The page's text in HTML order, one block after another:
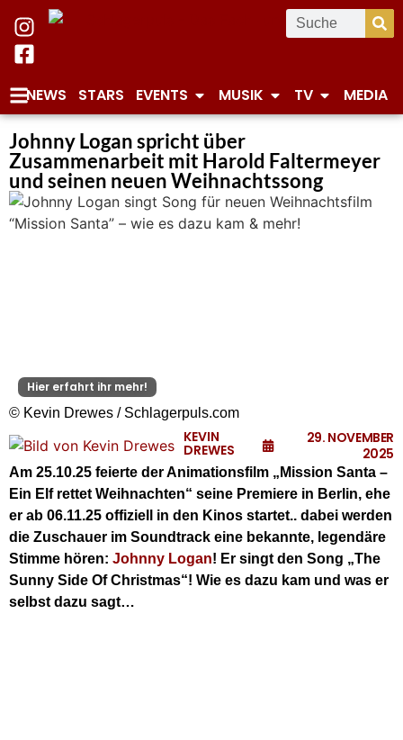
NEWS STARS EVENTS MUSIK TV MEDIA
Johnny Logan spricht über
Zusammenarbeit mit Harold Faltermeyer
und seinen neuen Weihnachtssong
Hier erfahrt ihr mehr!
© Kevin Drewes / Schlagerpuls.com
KEVIN
DREWES
29. NOVEMBER
2025
Am 25.10.25 feierte der Animationsfilm „Mission Santa –
Ein Elf rettet Weihnachten“ seine Premiere in Berlin, ehe
er ab 06.11.25 offiziell in den Kinos startet.. dabei werden
die Zuschauer im Soundtrack eine bekannte, legendäre
Stimme hören: Johnny Logan! Er singt den Song „The
Sunny Side Of Christmas“! Wie es dazu kam und was er
selbst dazu sagt…